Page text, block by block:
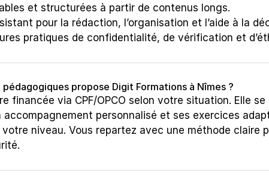
et structurées à partir de contenus longs.
pour la rédaction, l’organisation et l’aide à la
pratiques de confidentialité, de vérification et
propose Digit Formations à Nîmes ?
financée via CPF/OPCO selon votre situation. Elle
personnalisé et ses exercices
niveau. Vous repartez avec une méthode claire